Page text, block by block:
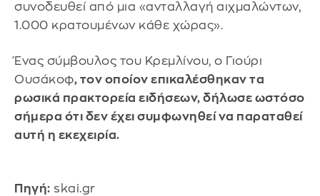
συνοδευθεί από μια «ανταλλαγή αιχμαλώντων,
1.000 κρατουμένων κάθε χώρας».
Ένας σύμβουλος του Κρεμλίνου, ο Γιούρι
Ουσάκοφ, τον οποίον επικαλέσθηκαν τα
ρωσικά πρακτορεία ειδήσεων, δήλωσε ωστόσο
σήμερα ότι δεν έχει συμφωνηθεί να παραταθεί
αυτή η εκεχειρία.
Πηγή: skai.gr